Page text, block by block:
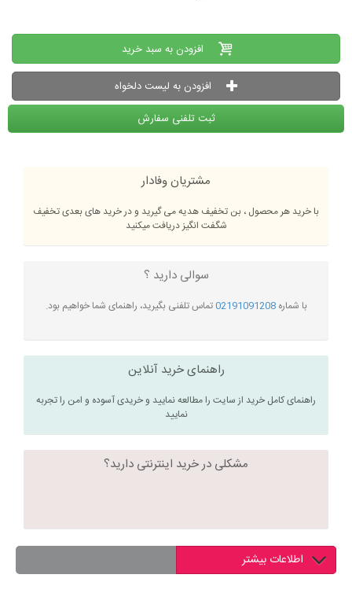
افزودن به سبد خرید
افزودن به لیست دلخواه
ثبت تلفنی سفارش
مشتریان وفادار
با خرید هر محصول ، بن تخفیف هدیه می گیرید و در خرید های بعدی تخفیف
شگفت انگیز دریافت میکنید
سوالی دارید ؟
با شماره02191091208تماس تلفنی بگیرید، راهنمای شما خواهیم بود.
راهنمای خرید آنلاین
راهنمای کامل خرید از سایت را مطالعه نمایید و خریدی آسوده و امن را تجربه
نمایید
مشکلی در خرید اینترنتی دارید؟
اطلاعات بیشتر